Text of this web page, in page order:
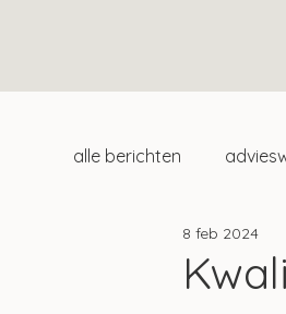
alle berichten
duurzaam home
8 feb 2024